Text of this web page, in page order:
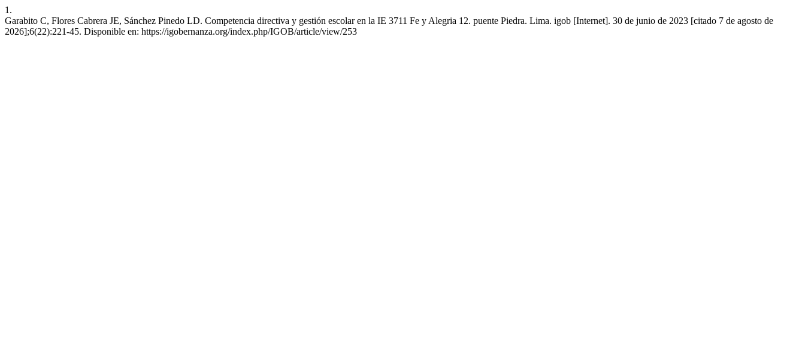
1.
Garabito C, Flores Cabrera JE, Sánchez Pinedo LD. Competencia directiva y gestión escolar en la IE 3711 Fe y Alegria 12. puente Piedra. Lima. igob [Internet]. 30 de junio de 2023 [citado 7 de agosto de
2026];6(22):221-45. Disponible en: https://igobernanza.org/index.php/IGOB/article/view/253